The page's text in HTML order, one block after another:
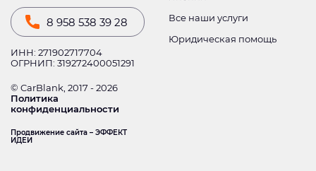
8 958 538 39 28
ИНН: 271902717704
ОГРНИП: 319272400051291
© CarBlank, 2017 - 2026
Политика
конфиденциальности
Продвижение сайта – ЭФФЕКТ
ИДЕИ
Все наши услуги
Юридическая помощь